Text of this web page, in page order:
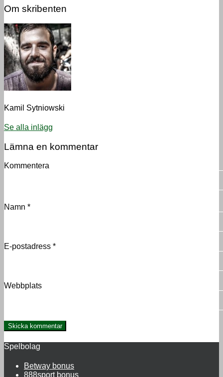
Om skribenten
Kamil Sytniowski
Se alla inlägg
Lämna en kommentar
Kommentera
Namn *
E-postadress *
Webbplats
Spelbolag
Betway bonus
888sport bonus